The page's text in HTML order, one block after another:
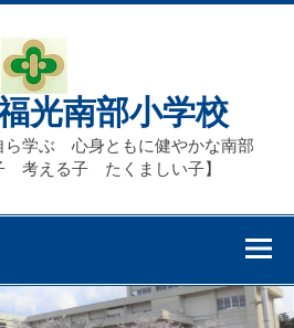
光南部小学校
学ぶ 心身ともに健やかな南部
考える子 たくましい子】